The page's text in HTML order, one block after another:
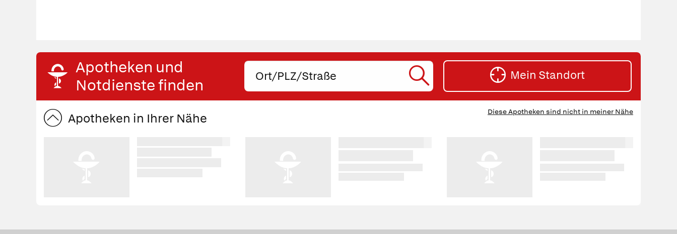
Apotheken und
Notdienste finden
Ort,
oder
SUCHE
Mein Standort
Apotheken in Ihrer Nähe Diese Apotheken sind nicht in meiner Nähe